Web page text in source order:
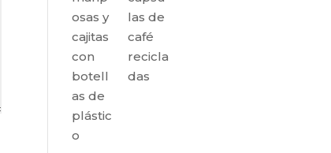
osas y
cajitas
con
botell
as de
plástic
o
las de
café
recicla
das